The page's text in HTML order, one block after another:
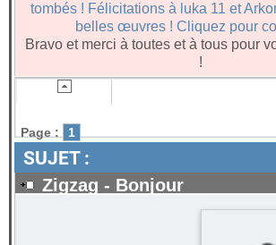
tombés ! Félicitations à luka 11 et
belles œuvres ! Cliquez pour
Bravo et merci à toutes et à tous pour
!
Page : 1
SUJET :
Zigzag - Bonjour